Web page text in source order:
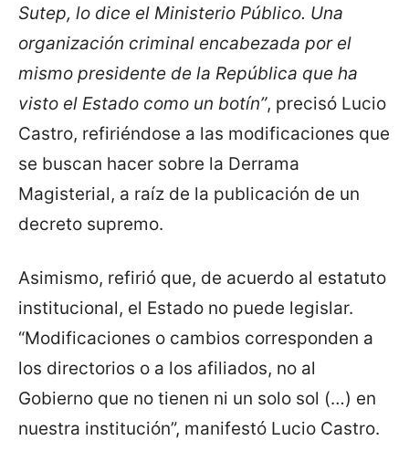
Sutep, lo dice el Ministerio Público. Una
organización criminal encabezada por el
mismo presidente de la República que ha
visto el Estado como un botín”, precisó Lucio
Castro, refiriéndose a las modificaciones que
se buscan hacer sobre la Derrama
Magisterial, a raíz de la publicación de un
decreto supremo.
Asimismo, refirió que, de acuerdo al estatuto
institucional, el Estado no puede legislar.
“Modificaciones o cambios corresponden a
los directorios o a los afiliados, no al
Gobierno que no tienen ni un solo sol (…) en
nuestra institución”, manifestó Lucio Castro.